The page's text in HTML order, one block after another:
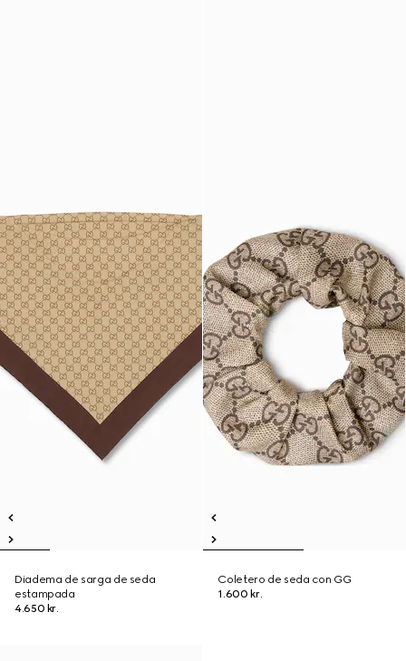
Diadema de sarga de seda
estampada
4.650 kr.
Coletero de seda con GG
1.600 kr.